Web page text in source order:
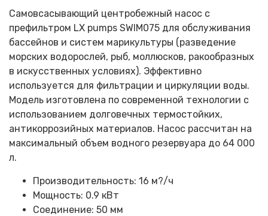
Самовсасывающий центробежный насос с
префильтром LX pumps SWIM075 для обслуживания
бассейнов и систем марикультуры (разведение
морских водорослей, рыб, моллюсков, ракообразных
в искусственных условиях). Эффективно
используется для фильтрации и циркуляции воды.
Модель изготовлена по современной технологии с
использованием долговечных термостойких,
антикоррозийных материалов. Насос рассчитан на
максимальный объем водного резервуара до 64 000
л.
Производительность: 16 м?/ч
Мощность: 0.9 кВт
Соединение: 50 мм